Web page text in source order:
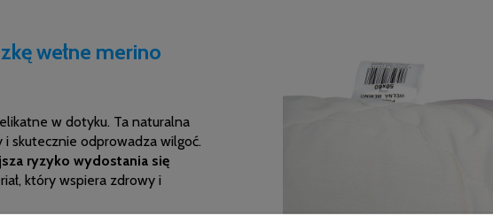
wełne merino
w dotyku. Ta naturalna
skutecznie odprowadza wilgoć.
ryzyko wydostania się
który wspiera zdrowy i